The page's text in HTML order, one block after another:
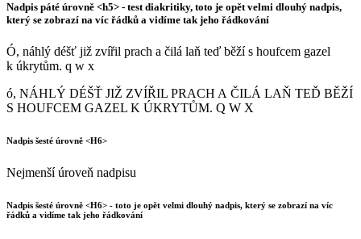
Nadpis páté úrovně <h5> - test diakritiky, toto je opět velmi dlouhý nadpis,
který se zobrazí na víc řádků a vidíme tak jeho řádkování
Ó, náhlý déšť již zvířil prach a čilá laň teď běží s houfcem gazel
k úkrytům. q w x
ó, NÁHLÝ DÉŠŤ JIŽ ZVÍŘIL PRACH A ČILÁ LAŇ TEĎ BĚŽÍ
S HOUFCEM GAZEL K ÚKRYTŮM. Q W X
Nadpis šesté úrovně <H6>
Nejmenší úroveň nadpisu
Nadpis šesté úrovně <H6> - toto je opět velmi dlouhý nadpis, který se zobrazí na víc
řádků a vidíme tak jeho řádkování